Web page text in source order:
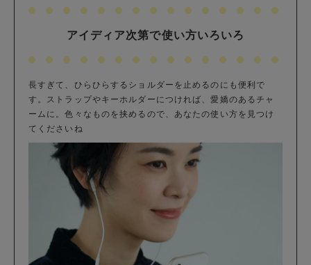
アイディア次第で使い方いろいろ
長すぎて、ひらひらするショルダーを止めるのにも便利で
す。ストラップやキーホルダーにつければ、愛嬌のあるチャ
ームに。色々なものを挟めるので、あなたの使い方を見つけ
てくださいね